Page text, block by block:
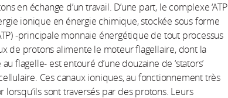
en échange d’un travail. D’une part, le complexe ‘ATP
ionique en énergie chimique, stockée sous forme
-principale monnaie énergétique de tout processus
de protons alimente le moteur flagellaire, dont la
flagelle- est entouré d’une douzaine de ‘stators’
Ces canaux ioniques, au fonctionnement très
lorsqu’ils sont traversés par des protons. Leurs